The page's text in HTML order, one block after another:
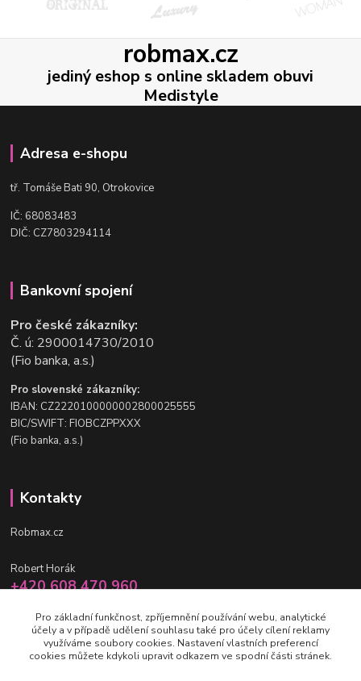
robmax.cz
jediný eshop s online skladem obuvi
Medistyle
Adresa e-shopu
tř. Tomáše Bati 90, Otrokovice
IČ: 68083483
DIČ: CZ7803294114
Bankovní spojení
Pro české zákazníky:
Č. ú: 2900014730/2010
(Fio banka, a.s.)
Pro slovenské zákazníky:
IBAN: CZ2220100000002800025555
BIC/SWIFT: FIOBCZPPXXX
(Fio banka, a.s.)
Kontakty
Robmax.cz
Robert Horák
+420 608 470 960
info@robmax.cz
Pro základní funkčnost, zpříjemnění používání webu, analytické
účely a v případě udělení souhlasu také pro účely cílení reklamy
využíváme soubory cookies. Nastavení vlastních preferencí
cookies můžete kdykoli upravit odkazem ve spodní části stránek.